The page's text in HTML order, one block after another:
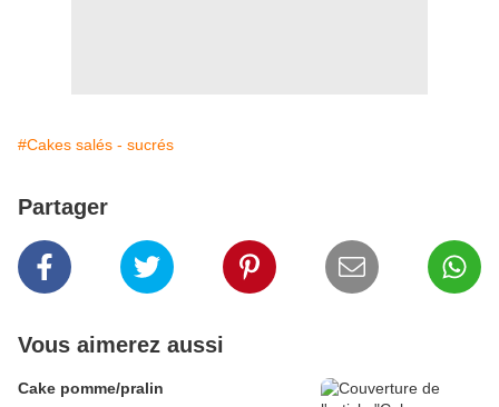
#Cakes salés - sucrés
Partager
Vous aimerez aussi
Cake pomme/pralin